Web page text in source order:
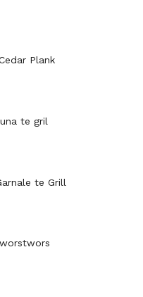
Plank
te gril
te Grill